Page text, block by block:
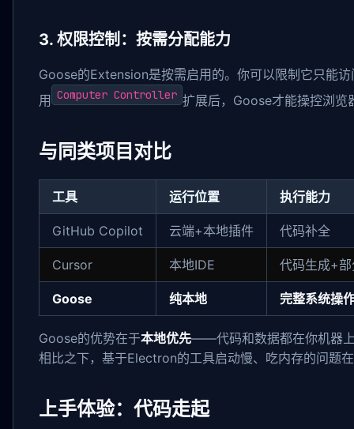
3. 权限控制：按需分配能力
Goose的Extension是按需启用的。你可以限制它只能
用 Computer Controller 扩展后，Goose才能操控浏览
与同类项目对比
工具 运行位置 执行能力
GitHub Copilot 云端+本地插件 代码补全
Cursor 本地IDE 代码生成+
Goose 纯本地 完整系统操
Goose的优势在于本地优先——代码和数据都在你机器
相比之下，基于Electron的工具启动慢、吃内存的问题
上手体验：代码走起